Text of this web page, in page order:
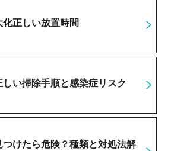
正しい放置時間
い掃除手順と感染症リスク
けたら危険？種類と対処法解